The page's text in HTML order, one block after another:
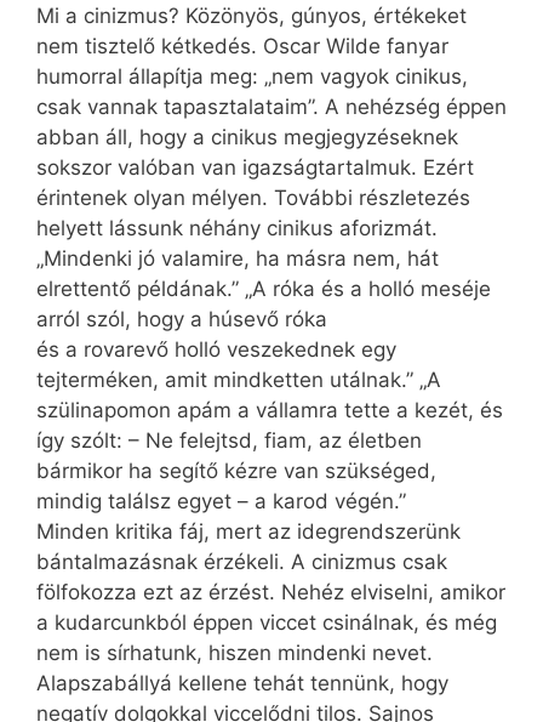
Mi a cinizmus? Közönyös, gúnyos, értékeket
nem tisztelő kétkedés. Oscar Wilde fanyar
humorral állapítja meg: „nem vagyok cinikus,
csak vannak tapasztalataim”. A nehézség éppen
abban áll, hogy a cinikus megjegyzéseknek
sokszor valóban van igazságtartalmuk. Ezért
érintenek olyan mélyen. További részletezés
helyett lássunk néhány cinikus aforizmát.
„Mindenki jó valamire, ha másra nem, hát
elrettentő példának.” „A róka és a holló meséje
arról szól, hogy a húsevő róka
és a rovarevő holló veszekednek egy
tejterméken, amit mindketten utálnak.” „A
szülinapomon apám a vállamra tette a kezét, és
így szólt: – Ne felejtsd, fiam, az életben
bármikor ha segítő kézre van szükséged,
mindig találsz egyet – a karod végén.”
Minden kritika fáj, mert az idegrendszerünk
bántalmazásnak érzékeli. A cinizmus csak
fölfokozza ezt az érzést. Nehéz elviselni, amikor
a kudarcunkból éppen viccet csinálnak, és még
nem is sírhatunk, hiszen mindenki nevet.
Alapszabállyá kellene tehát tennünk, hogy
negatív dolgokkal viccelődni tilos. Sajnos